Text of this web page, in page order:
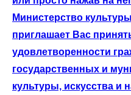
Министерство
приглашает Вас
удовлетворенности
государственных и
культуры, искусства и